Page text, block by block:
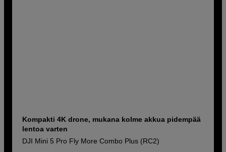
Kompakti 4K drone, mukana kolme akkua pidempää
lentoa varten
DJI Mini 5 Pro Fly More Combo Plus (RC2)